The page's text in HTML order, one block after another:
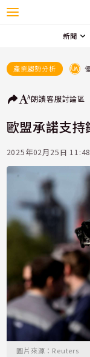
新聞
產業趨勢分析
朗讀客服討論區
歐盟承諾支
2025年02月25日
圖片來源：Reuters